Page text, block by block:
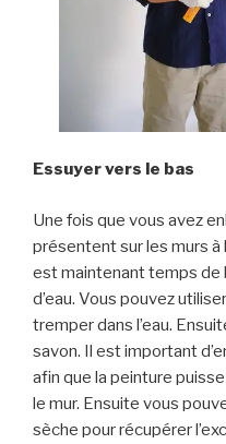
Essuyer vers le bas
Une fois que vous avez
présentent sur les murs à
est maintenant temps de
d’eau. Vous pouvez
tremper dans l’eau.
savon. Il est important
afin que la peinture
le mur. Ensuite vous
sèche pour récupérer